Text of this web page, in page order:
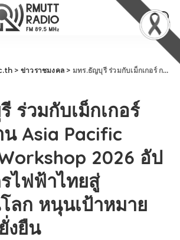
> ข่าวราชมงคล > มทร.ธัญบุรี ร่วมกับเม็กเกอร์ กรุ๊ป จัดงาน Asia Pacific Megger Workshop 2026 อัปสกิลวิศวกรไฟฟ้าไทยสู่มาตรฐานโลก หนุนเป้าหมายเพื่อความยั่งยืน
ร่วมกับเม็กเกอร์
Asia Pacific
2026 อัป
ไฟฟ้าไทยสู่
ลก หนุนเป้าหมาย
งยืน